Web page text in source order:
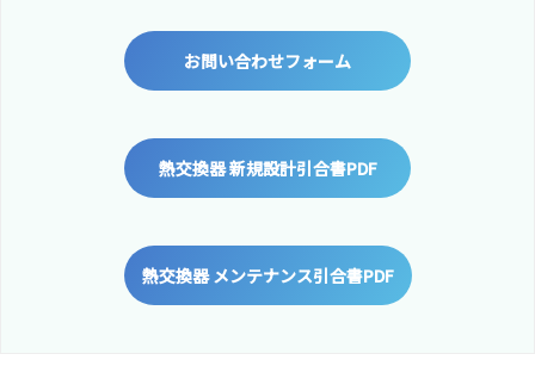
お問い合わせフォーム
熱交換器 新規設計引合書PDF
熱交換器 メンテナンス引合書PDF